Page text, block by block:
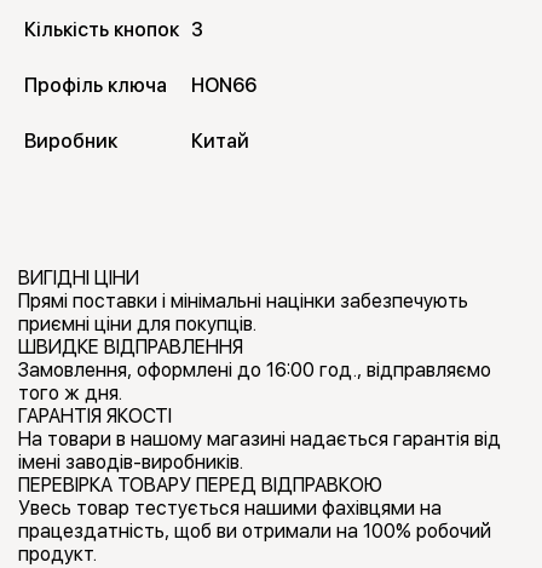
Кількість кнопок 3
Профіль ключа HON66
Виробник Китай
ВИГІДНІ ЦІНИ
Прямі поставки і мінімальні націнки забезпечують
приємні ціни для покупців.
ШВИДКЕ ВІДПРАВЛЕННЯ
Замовлення, оформлені до 16:00 год., відправляємо
того ж дня.
ГАРАНТІЯ ЯКОСТІ
На товари в нашому магазині надається гарантія від
імені заводів-виробників.
ПЕРЕВІРКА ТОВАРУ ПЕРЕД ВІДПРАВКОЮ
Увесь товар тестується нашими фахівцями на
працездатність, щоб ви отримали на 100% робочий
продукт.